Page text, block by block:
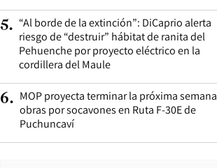
5. “Al borde de la extinción”: DiCaprio alerta
riesgo de “destruir” hábitat de ranita del
Pehuenche por proyecto eléctrico en la
cordillera del Maule
6. MOP proyecta terminar la próxima semana
obras por socavones en Ruta F-30E de
Puchuncaví